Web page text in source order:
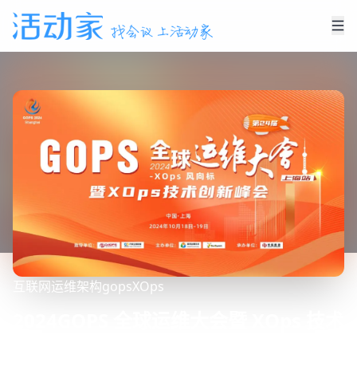
互联网运维架构gopsXOps